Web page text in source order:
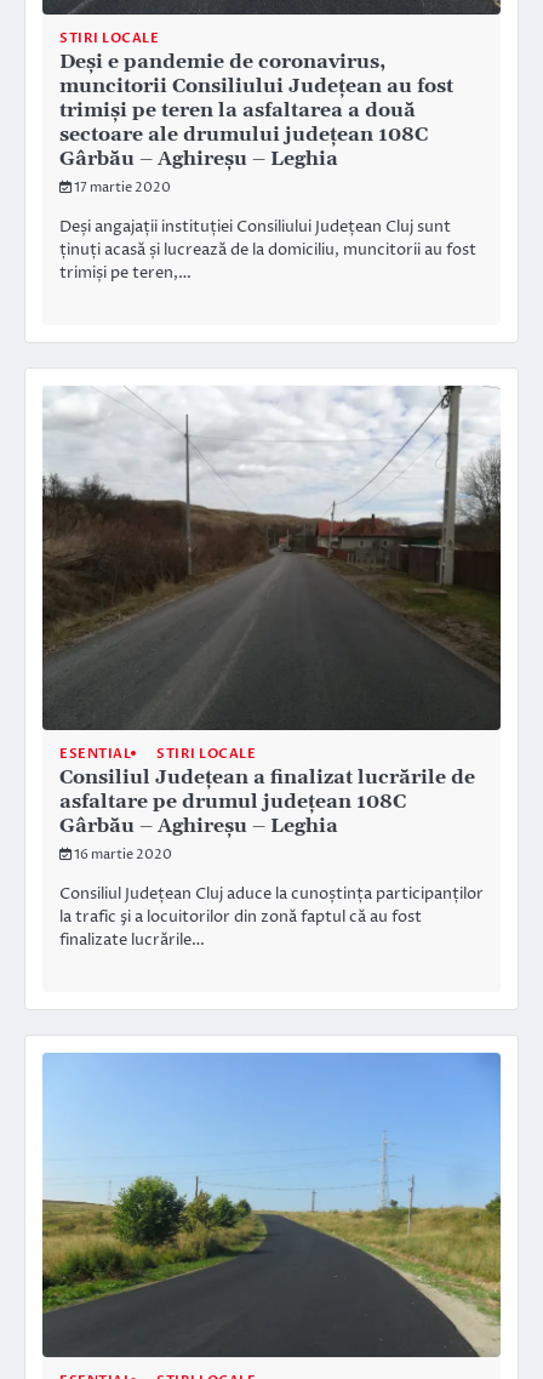
STIRI LOCALE
Deși e pandemie de coronavirus,
muncitorii Consiliului Județean au fost
trimiși pe teren la asfaltarea a două
sectoare ale drumului județean 108C
Gârbău – Aghireșu – Leghia
17 martie 2020
Deși angajații instituției Consiliului Județean Cluj sunt
ținuți acasă și lucrează de la domiciliu, muncitorii au fost
trimiși pe teren,…
ESENTIAL STIRI LOCALE
Consiliul Județean a finalizat lucrările de
asfaltare pe drumul județean 108C
Gârbău – Aghireșu – Leghia
16 martie 2020
Consiliul Județean Cluj aduce la cunoștința participanților
la trafic şi a locuitorilor din zonă faptul că au fost
finalizate lucrările…